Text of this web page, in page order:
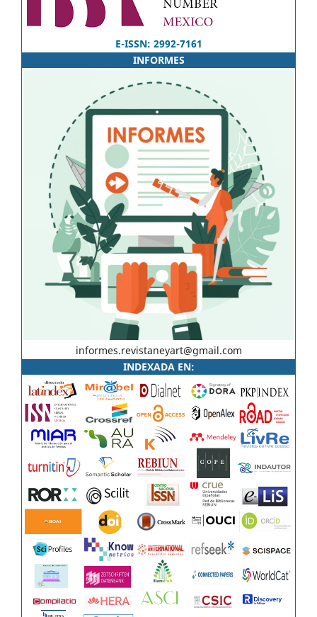
E-ISSN: 2992-7161
INFORMES
informes.revistaneyart@gmail.com
INDEXADA EN: